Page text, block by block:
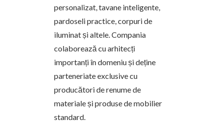
personalizat, tavane inteligente,
pardoseli practice, corpuri de
iluminat și altele. Compania
colaborează cu arhitecți
importanți în domeniu și deține
parteneriate exclusive cu
producători de renume de
materiale și produse de mobilier
standard.